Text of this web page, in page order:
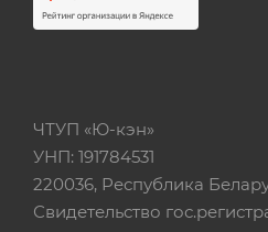
ЧТУП «Ю-кэн»
УНП: 191784531
220036, Республика
Свидетельство